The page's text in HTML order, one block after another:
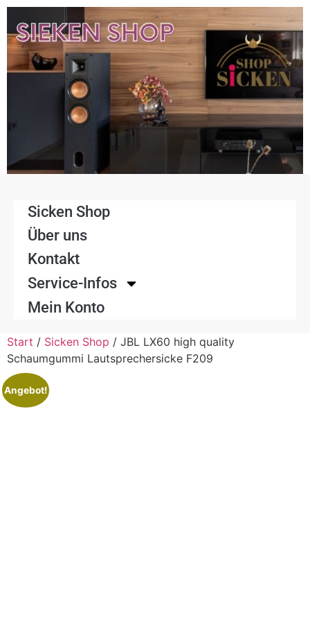
Sicken Shop
Über uns
Kontakt
Service-Infos
Mein Konto
Start / Sicken Shop / JBL LX60 high quality
Schaumgummi Lautsprechersicke F209
Angebot!